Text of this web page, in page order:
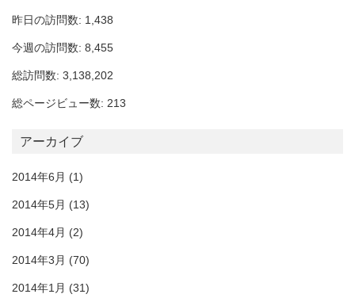
昨日の訪問数: 1,438
今週の訪問数: 8,455
総訪問数: 3,138,202
総ページビュー数: 213
アーカイブ
2014年6月 (1)
2014年5月 (13)
2014年4月 (2)
2014年3月 (70)
2014年1月 (31)